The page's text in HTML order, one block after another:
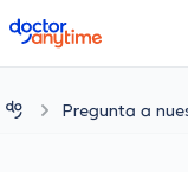
doctoranytime
Pregunta a